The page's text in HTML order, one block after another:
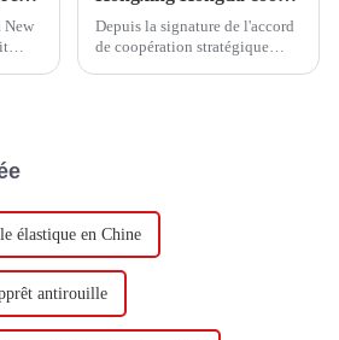
New
de
Depuis la signature de l'accord
de coopération stratégique
élastique en Chine
antirouille